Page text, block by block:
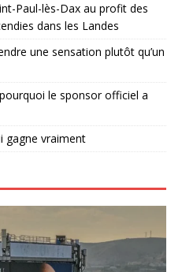
Paul-lès-Dax au profit des
dans les Landes
une sensation plutôt qu’un
le sponsor officiel a
gagne vraiment